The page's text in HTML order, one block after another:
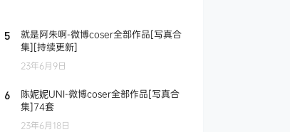
5
就是阿朱啊-微博coser全部作品[写真合
集][持续更新]
23年6月9日
6
陈妮妮UNI-微博coser全部作品[写真合
集]74套
23年6月18日